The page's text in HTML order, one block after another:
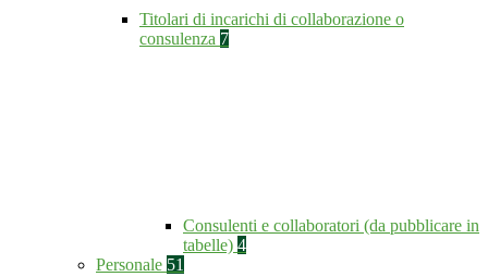
Titolari di incarichi di collaborazione o
consulenza 7
Consulenti e collaboratori (da pubblicare in
tabelle) 4
Personale 51